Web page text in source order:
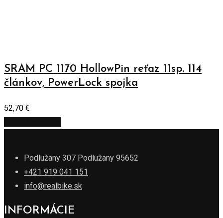
SRAM PC 1170 HollowPin reťaz 11sp. 114
článkov, PowerLock spojka
52,70 €
Podlužany 307 Podlužany 95652
+421 919 041 151
info@realbike.sk
INFORMÁCIE